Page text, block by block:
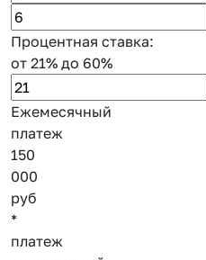
Процентная ставка:
от 21% до 60%
Ежемесячный
платеж
150
000
руб
*
платеж